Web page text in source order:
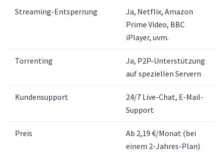
Streaming-Entsperrung
Ja, Netflix, Amazon
Prime Video, BBC
iPlayer, uvm.
Torrenting
Ja, P2P-Unterstützung
auf speziellen Servern
Kundensupport
24/7 Live-Chat, E-Mail-
Support
Preis
Ab 2,19 €/Monat (bei
einem 2-Jahres-Plan)